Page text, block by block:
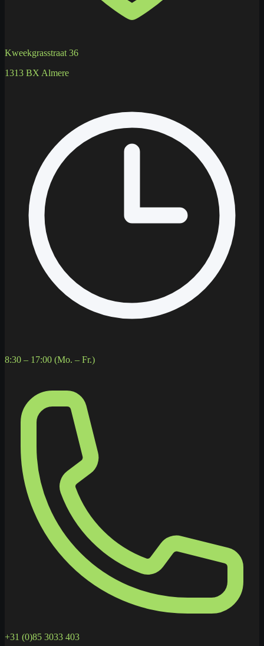
Kweekgrasstraat 36
1313 BX Almere
8:30 – 17:00 (Mo. – Fr.)
+31 (0)85 3033 403